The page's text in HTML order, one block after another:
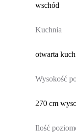
wschód
Kuchnia
otwarta
Wysokość
270 cm
Ilość